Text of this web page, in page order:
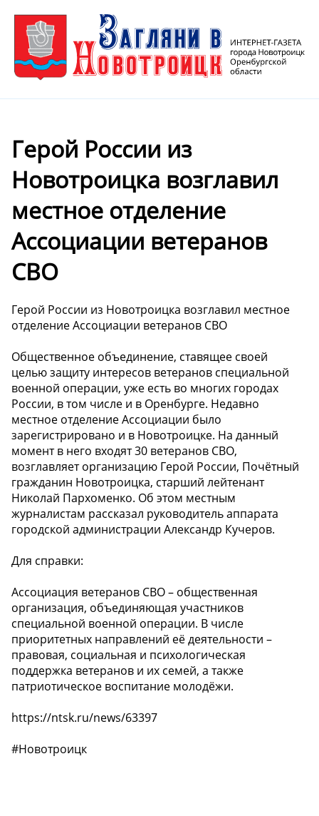
Герой России из
Новотроицка возглавил
местное отделение
Ассоциации ветеранов
СВО
Герой России из Новотроицка возглавил местное
отделение Ассоциации ветеранов СВО
Общественное объединение, ставящее своей
целью защиту интересов ветеранов специальной
военной операции, уже есть во многих городах
России, в том числе и в Оренбурге. Недавно
местное отделение Ассоциации было
зарегистрировано и в Новотроицке. На данный
момент в него входят 30 ветеранов СВО,
возглавляет организацию Герой России, Почётный
гражданин Новотроицка, старший лейтенант
Николай Пархоменко. Об этом местным
журналистам рассказал руководитель аппарата
городской администрации Александр Кучеров.
Для справки:
Ассоциация ветеранов СВО – общественная
организация, объединяющая участников
специальной военной операции. В числе
приоритетных направлений её деятельности –
правовая, социальная и психологическая
поддержка ветеранов и их семей, а также
патриотическое воспитание молодёжи.
https://ntsk.ru/news/63397
#Новотроицк